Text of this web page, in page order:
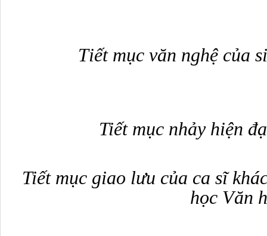
Tiết mục văn nghệ của
Tiết mục nhảy hiện
Tiết mục giao lưu của ca sĩ
học Văn